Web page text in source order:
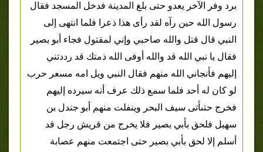
برد وفر الآخر يعدو حتى بلغ المدينة فدخل المسجد فقال
رسول الله حين رآه لقد رأى هذا ذعرا فلما انتهى إلى
النبي قال قتل والله صاحبي وإني لمقتول فجاء أبو بصير
فقال يا نبي الله قد والله أوفى الله ذمتك قد رددتني
إليهم فأنجاني الله منهم فقال النبي ويل امه مسعر حرب
لو كان له أحد فلما سمع ذلك عرف أنه سيرده إليهم
فخرج حتىأتى سيف البحر وينفلت منهم أبو جندل بن
سهيل فلحق بأبي بصير فلا يخرج من قريش رجل قد
أسلم إلا لحق بأبي بصير حتى اجتمعت منهم عصابة